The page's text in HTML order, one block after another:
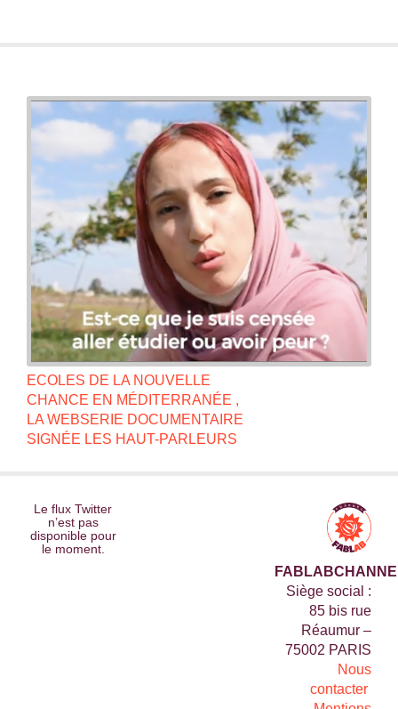
ECOLES DE LA NOUVELLE
CHANCE EN MÉDITERRANÉE ,
LA WEBSERIE DOCUMENTAIRE
SIGNÉE LES HAUT-PARLEURS
Le flux Twitter
n’est pas
disponible pour
le moment.
Siège social :
85 bis rue
Réaumur –
75002 PARIS
Nous
contacter